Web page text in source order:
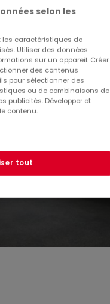
selon les
les caractéristiques de
Utiliser des données
sur un appareil. Créer
des contenus
pour sélectionner des
ou de combinaisons de
publicités. Développer et
contenu.
tout